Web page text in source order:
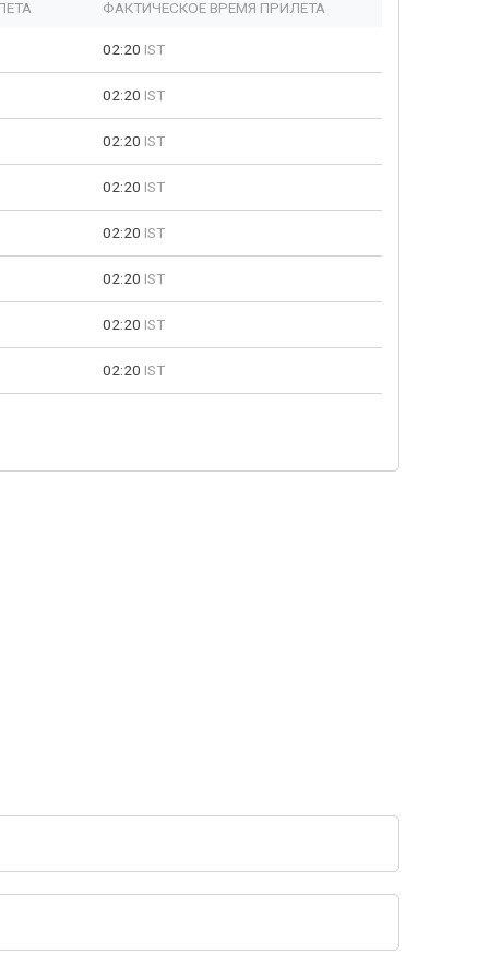
ФАКТИЧЕСКОЕ ВРЕМЯ ПРИЛЕТА
02:20 IST
02:20 IST
02:20 IST
02:20 IST
02:20 IST
02:20 IST
02:20 IST
02:20 IST